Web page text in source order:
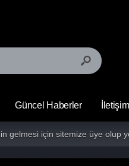
Güncel Haberler İletişim
gelmesi için sitemize üye olup